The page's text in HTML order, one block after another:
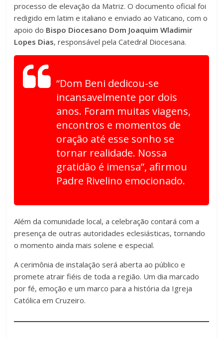
processo de elevação da Matriz. O documento oficial foi
redigido em latim e italiano e enviado ao Vaticano, com o
apoio do Bispo Diocesano Dom Joaquim Wladimir
Lopes Dias, responsável pela Catedral Diocesana.
“Dom Beni dedicou-se
incansavelmente por dois
anos. Foram muitas viagens,
encontros e momentos de
oração até esse sonho se
tornar realidade. Nossa
gratidão é imensa”, afirmou
Padre Rivelino emocionado.
Além da comunidade local, a celebração contará com a
presença de outras autoridades eclesiásticas, tornando
o momento ainda mais solene e especial.
A cerimônia de instalação será aberta ao público e
promete atrair fiéis de toda a região. Um dia marcado
por fé, emoção e um marco para a história da Igreja
Católica em Cruzeiro.